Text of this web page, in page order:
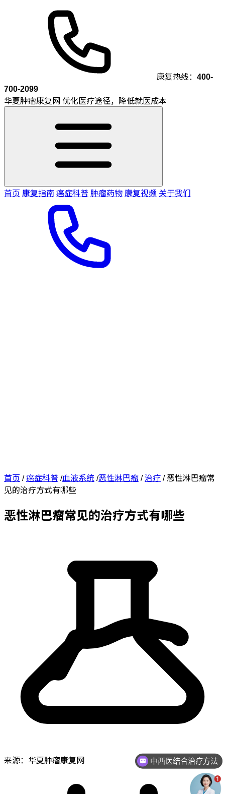
康复热线： 400-
700-2099
华夏肿瘤康复网 优化医疗途径，降低就医成本
首页 康复指南癌症科普肿瘤药物康复视频 关于我们
首页 /癌症科普/血液系统/恶性淋巴瘤/治疗/ 恶性淋巴瘤常
见的治疗方式有哪些
恶性淋巴瘤常见的治疗方式有哪些
来源：华夏肿瘤康复网 中西医结合治疗方法